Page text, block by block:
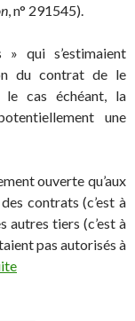
, n° 291545).
qui s’estimaient
du contrat de le
le cas échéant, la
une
ouverte qu’aux
contrats (c’est à
autres tiers (c’est à
pas autorisés à